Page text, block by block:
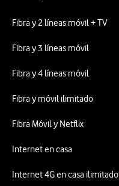
Fibra y 2 líneas móvil + TV
Fibra y 3 líneas móvil
Fibra y 4 líneas móvil
Fibra y móvil ilimitado
Fibra Móvil y Netflix
Internet en casa
Internet 4G en casa ilimitado